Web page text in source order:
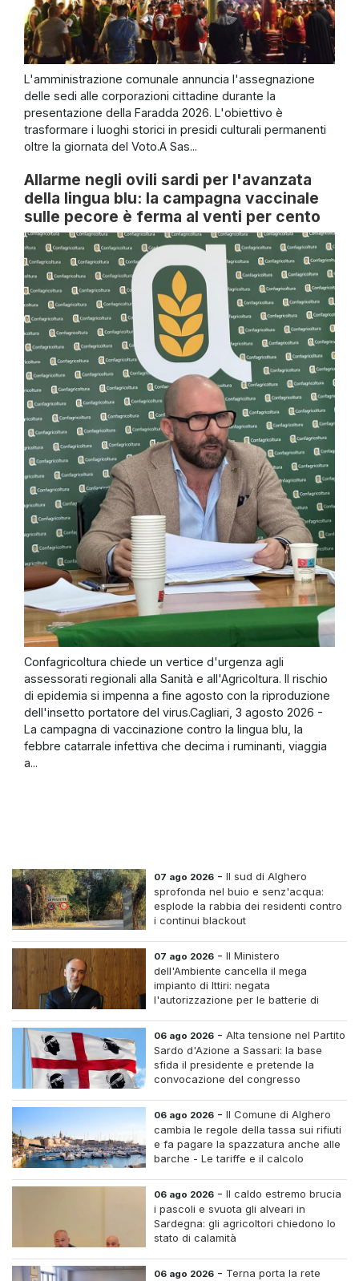
L'amministrazione comunale annuncia l'assegnazione
delle sedi alle corporazioni cittadine durante la
presentazione della Faradda 2026. L'obiettivo è
trasformare i luoghi storici in presidi culturali permanenti
oltre la giornata del Voto.A Sas...
Allarme negli ovili sardi per l'avanzata
della lingua blu: la campagna vaccinale
sulle pecore è ferma al venti per cento
Confagricoltura chiede un vertice d'urgenza agli
assessorati regionali alla Sanità e all'Agricoltura. Il rischio
di epidemia si impenna a fine agosto con la riproduzione
dell'insetto portatore del virus.Cagliari, 3 agosto 2026 -
La campagna di vaccinazione contro la lingua blu, la
febbre catarrale infettiva che decima i ruminanti, viaggia
a...
07 ago 2026 -Il sud di Alghero
sprofonda nel buio e senz'acqua:
esplode la rabbia dei residenti contro
i continui blackout
07 ago 2026 -Il Ministero
dell'Ambiente cancella il mega
impianto di Ittiri: negata
l'autorizzazione per le batterie di
06 ago 2026 -Alta tensione nel Partito
Sardo d'Azione a Sassari: la base
sfida il presidente e pretende la
convocazione del congresso
06 ago 2026 -Il Comune di Alghero
cambia le regole della tassa sui rifiuti
e fa pagare la spazzatura anche alle
barche - Le tariffe e il calcolo
06 ago 2026 -Il caldo estremo brucia
i pascoli e svuota gli alveari in
Sardegna: gli agricoltori chiedono lo
stato di calamità
06 ago 2026 - Terna porta la rete